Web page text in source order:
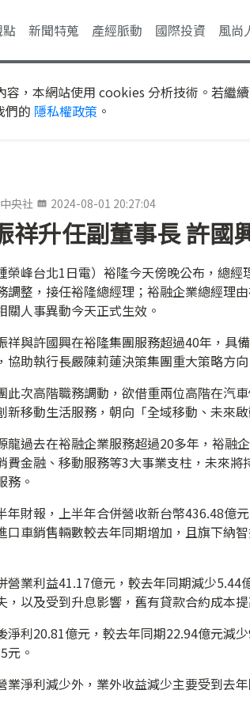
新聞特蒐 產經脈動 國際投資 風尚
容，本網站使用 cookies 分析技術。若繼
們的 隱私權政策 。
中央社 2024-08-01 20:27:04
祥升任副董事長 許國
榮峰台北1日電）裕隆今天傍晚公布，總
調整，接任裕隆總經理；裕融企業總經理
關人事異動今天正式生效。
祥與許國興在裕隆集團服務超過40年，具
協助執行長嚴陳莉蓮決策集團重大策略方向
此次高階職務調動，欲借重兩位高階在汽
新移動生活服務，朝向「全域移動、未來
龍過去在裕融企業服務超過20多年，裕融
費金融、移動服務等3大事業支柱，未來
務。
年財報，上半年合併營收新台幣436.48億
口車銷售輛數較去年同期增加，且旗下納
營業利益41.17億元，較去年同期減少
，以及受到升息影響，舊有貸款合約成本提
淨利20.81億元，較去年同期22.94億元減
元。
業淨利減少外，業外收益減少主要受到去